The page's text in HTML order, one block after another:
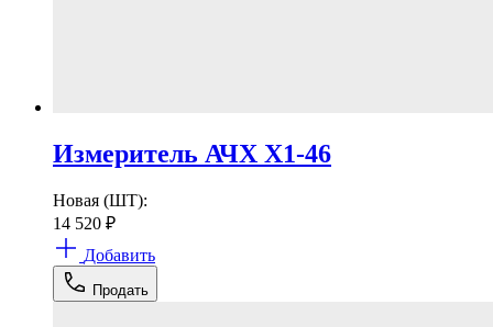
Измеритель АЧХ Х1-46
Новая (ШТ):
14 520 ₽
Добавить
Продать